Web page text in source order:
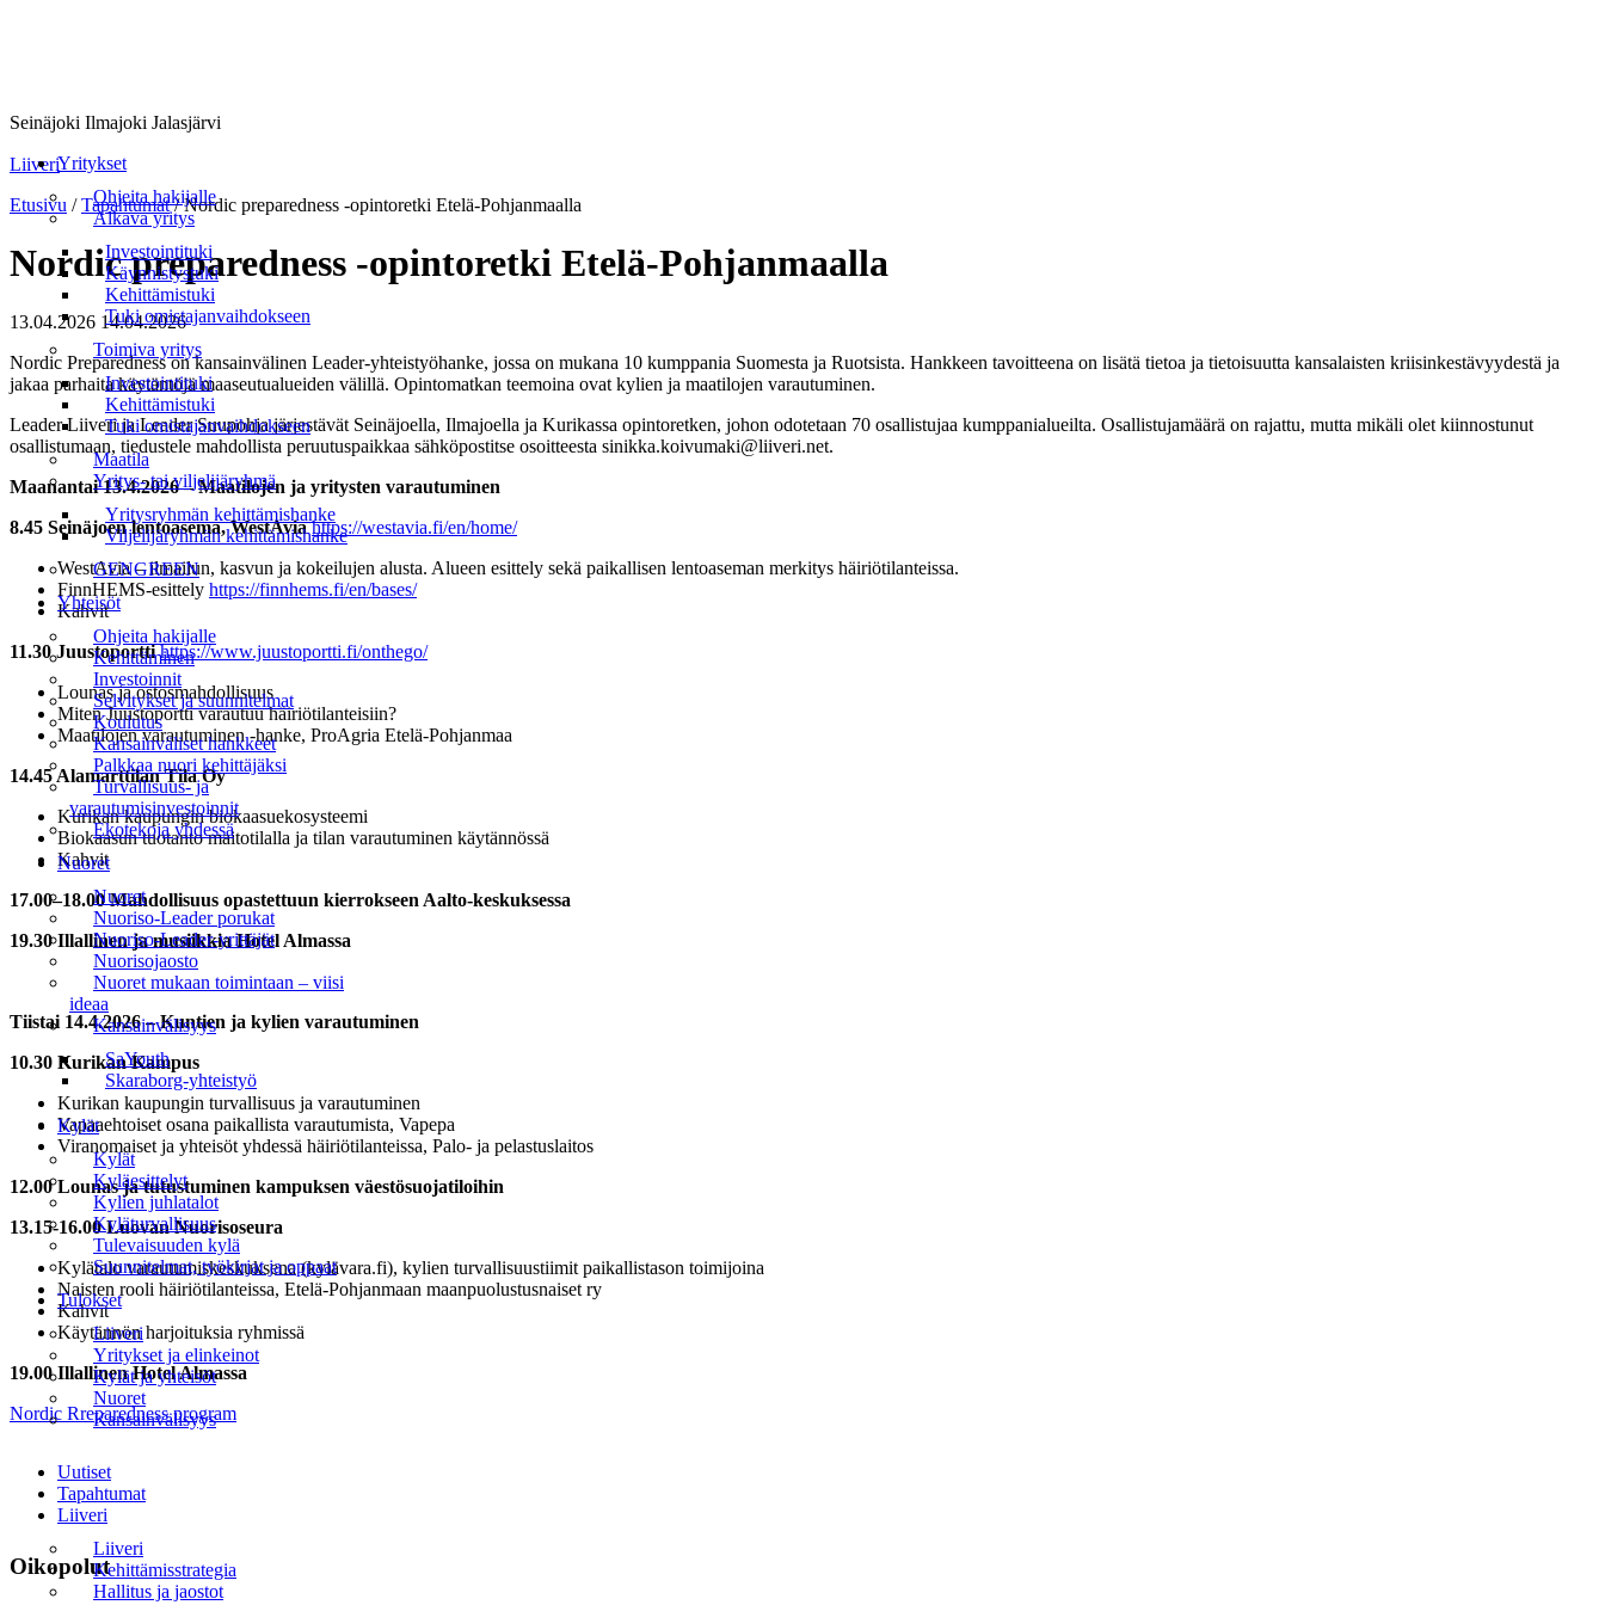
Liiveri
Seinäjoki Ilmajoki Jalasjärvi
ValikkoYritykset
Ohjeita hakijalle
Alkava yritys
Investointituki
Käynnistystuki
Kehittämistuki
Tuki omistajanvaihdokseen
Toimiva yritys
Investointituki
Kehittämistuki
Tuki omistajanvaihdokseen
Maatila
Yritys- tai viljelijäryhmä
Yritysryhmän kehittämishanke
Viljelijäryhmän kehittämishanke
GENGREEN
Yhteisöt
Ohjeita hakijalle
Kehittäminen
Investoinnit
Selvitykset ja suunnitelmat
Koulutus
Kansainväliset hankkeet
Palkkaa nuori kehittäjäksi
Turvallisuus- ja
varautumisinvestoinnit
Ekotekoja yhdessä
Nuoret
Nuoret
Nuoriso-Leader porukat
Nuoriso-Leader-yrittäjät
Nuorisojaosto
Nuoret mukaan toimintaan – viisi
ideaa
Kansainvälisyys
SaYouth
Skaraborg-yhteistyö
Kylät
Kylät
Kyläesittelyt
Kylien juhlatalot
Kyläturvallisuus
Tulevaisuuden kylä
Suunnitelmat, työkirjat ja oppaat
Tulokset
Liiveri
Yritykset ja elinkeinot
Kylät ja yhteisöt
Nuoret
Kansainvälisyys
ValikkoUutiset
Tapahtumat
Liiveri
Liiveri
Kehittämisstrategia
Hallitus ja jaostot
Etusivu /Tapahtumat/Nordic preparedness -opintoretki Etelä-Pohjanmaalla
Nordic preparedness -opintoretki Etelä-Pohjanmaalla
13.04.2026 14.04.2026
Nordic Preparedness on kansainvälinen Leader-yhteistyöhanke, jossa on mukana 10 kumppania Suomesta ja Ruotsista. Hankkeen tavoitteena on lisätä tietoa ja tietoisuutta kansalaisten kriisinkestävyydestä ja
jakaa parhaita käytäntöjä maaseutualueiden välillä. Opintomatkan teemoina ovat kylien ja maatilojen varautuminen.
Leader Liiveri ja Leader Suupohja järjestävät Seinäjoella, Ilmajoella ja Kurikassa opintoretken, johon odotetaan 70 osallistujaa kumppanialueilta. Osallistujamäärä on rajattu, mutta mikäli olet kiinnostunut
osallistumaan, tiedustele mahdollista peruutuspaikkaa sähköpostitse osoitteesta sinikka.koivumaki@liiveri.net.
Maanantai 13.4.2026 – Maatilojen ja yritysten varautuminen
8.45 Seinäjoen lentoasema, WestAviahttps://westavia.fi/en/home/
WestAvia – ilmailun, kasvun ja kokeilujen alusta. Alueen esittely sekä paikallisen lentoaseman merkitys häiriötilanteissa.
FinnHEMS-esittely https://finnhems.fi/en/bases/
Kahvit
11.30 Juustoporttihttps://www.juustoportti.fi/onthego/
Lounas ja ostosmahdollisuus
Miten Juustoportti varautuu häiriötilanteisiin?
Maatilojen varautuminen -hanke, ProAgria Etelä-Pohjanmaa
14.45 Alamarttilan Tila Oy
Kurikan kaupungin biokaasuekosysteemi
Biokaasun tuotanto maitotilalla ja tilan varautuminen käytännössä
Kahvit
17.00–18.00 Mahdollisuus opastettuun kierrokseen Aalto-keskuksessa
19.30 Illallinen ja musiikkia Hotel Almassa
Tiistai 14.4.2026 – Kuntien ja kylien varautuminen
10.30 Kurikan Kampus
Kurikan kaupungin turvallisuus ja varautuminen
Vapaaehtoiset osana paikallista varautumista, Vapepa
Viranomaiset ja yhteisöt yhdessä häiriötilanteissa, Palo- ja pelastuslaitos
12.00 Lounas ja tutustuminen kampuksen väestösuojatiloihin
13.15-16.00 Luovan Nuorisoseura
Kylätalo varautumiskeskuksena (kylävara.fi), kylien turvallisuustiimit paikallistason toimijoina
Naisten rooli häiriötilanteissa, Etelä-Pohjanmaan maanpuolustusnaiset ry
Kahvit
Käytännön harjoituksia ryhmissä
19.00Illallinen Hotel Almassa
Nordic Rreparedness program
Oikopolut